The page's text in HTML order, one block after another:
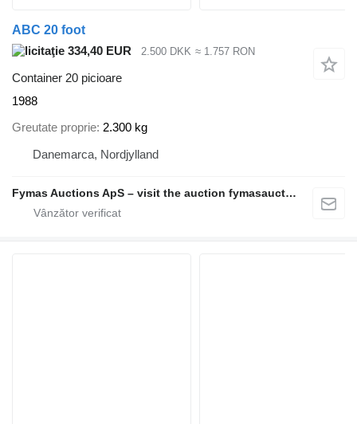
ABC 20 foot
334,40 EUR
2.500 DKK ≈ 1.757 RON
Container 20 picioare
1988
Greutate proprie 2.300 kg
Danemarca, Nordjylland
Fymas Auctions ApS – visit the auction fymasauctions.dk